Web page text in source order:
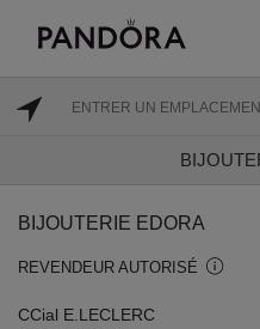
BIJOUTERIE EDORA
REVENDEUR AUTORISÉ
CCial E.LECLERC